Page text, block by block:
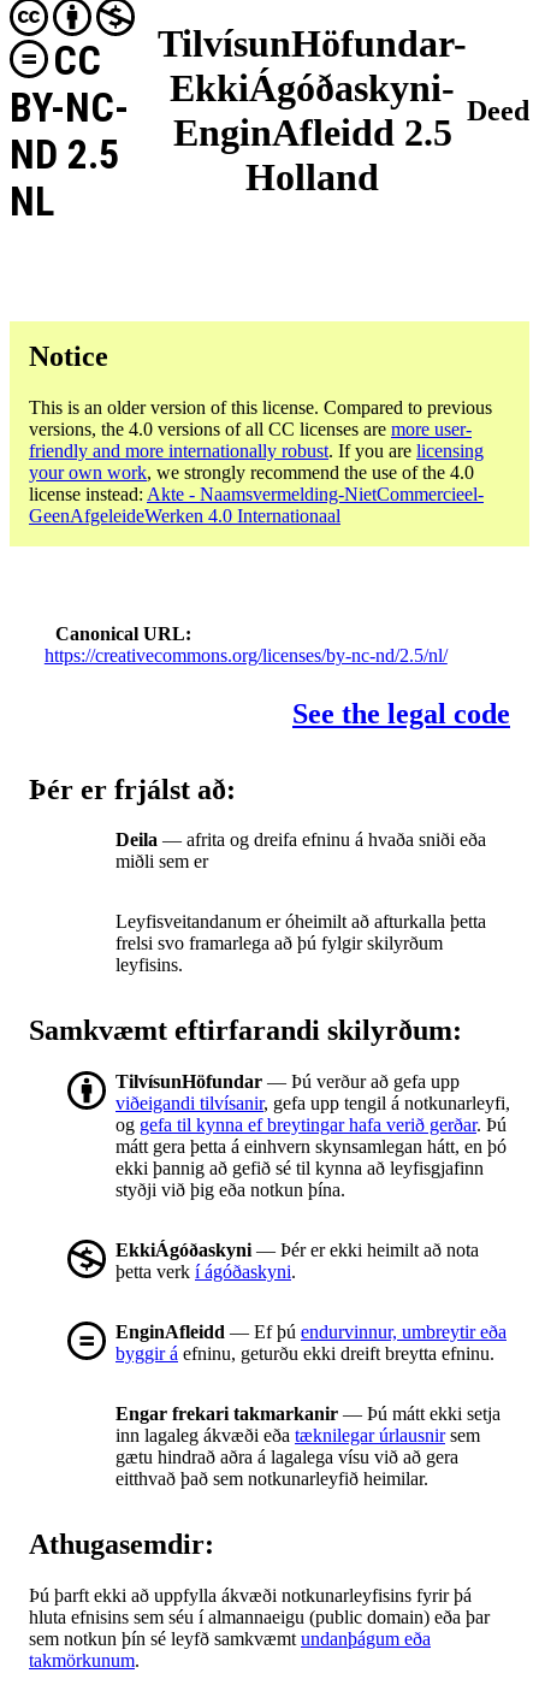
TilvísunHöfundar-
EkkiÁgóðaskyni-
EnginAfleidd 2.5
Holland
CC
BY-NC-
ND 2.5
NL
Deed
Notice
This is an older version of this license. Compared to previous
versions, the 4.0 versions of all CC licenses are more user-
friendly and more internationally robust. If you are licensing
your own work, we strongly recommend the use of the 4.0
license instead: Akte - Naamsvermelding-NietCommercieel-
GeenAfgeleideWerken 4.0 Internationaal
Canonical URL
https://creativecommons.org/licenses/by-nc-nd/2.5/nl/
See the legal code
Þér er frjálst að:
Deila — afrita og dreifa efninu á hvaða sniði eða
miðli sem er
Leyfisveitandanum er óheimilt að afturkalla þetta
frelsi svo framarlega að þú fylgir skilyrðum
leyfisins.
Samkvæmt eftirfarandi skilyrðum:
TilvísunHöfundar — Þú verður að gefa upp
viðeigandi tilvísanir, gefa upp tengil á notkunarleyfi,
og gefa til kynna ef breytingar hafa verið gerðar. Þú
mátt gera þetta á einhvern skynsamlegan hátt, en þó
ekki þannig að gefið sé til kynna að leyfisgjafinn
styðji við þig eða notkun þína.
EkkiÁgóðaskyni — Þér er ekki heimilt að nota
þetta verk í ágóðaskyni.
EnginAfleidd — Ef þú endurvinnur, umbreytir eða
byggir á efninu, geturðu ekki dreift breytta efninu.
Engar frekari takmarkanir — Þú mátt ekki setja
inn lagaleg ákvæði eða tæknilegar úrlausnirsem
gætu hindrað aðra á lagalega vísu við að gera
eitthvað það sem notkunarleyfið heimilar.
Athugasemdir:
Þú þarft ekki að uppfylla ákvæði notkunarleyfisins fyrir þá
hluta efnisins sem séu í almannaeigu (public domain) eða þar
sem notkun þín sé leyfð samkvæmt undanþágum eða
takmörkunum.